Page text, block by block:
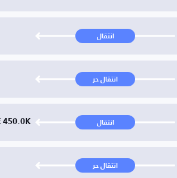
انتقال
انتقال حر
انتقال 450.0K €
انتقال حر